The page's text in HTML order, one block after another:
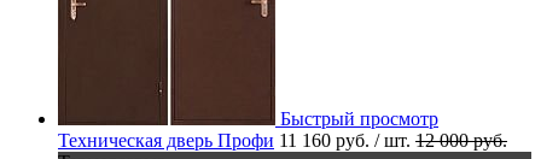
Быстрый просмотр
Техническая дверь Профи 11 160 руб. / шт. 12 000 руб.